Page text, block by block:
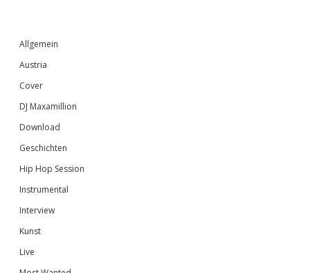
Sidebar
Allgemein
Austria
Cover
DJ Maxamillion
Download
Geschichten
Hip Hop Session
Instrumental
Interview
Kunst
Live